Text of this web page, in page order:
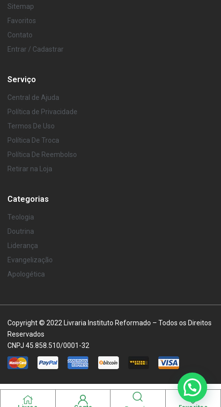
Sitemap
Favoritos
Contato
Entrar / Cadastrar
Serviço
Central de Ajuda
Política de Privacidade
Termos De Uso
Política De Troca
Política De Reembolso
Retirar na Loja
Categorias
Teologia
Doutrina
Liderança
Evangelização
Apologética
Copyright © 2022 Livraria Instituto Reformado – Todos os Direitos
Reservados
CNPJ 45.858.510/0001-32